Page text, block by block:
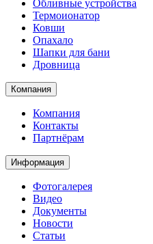
Обливные устройства
Термоионатор
Ковши
Опахало
Шапки для бани
Дровница
Компания
Компания
Контакты
Партнёрам
Информация
Фотогалерея
Видео
Документы
Новости
Статьи